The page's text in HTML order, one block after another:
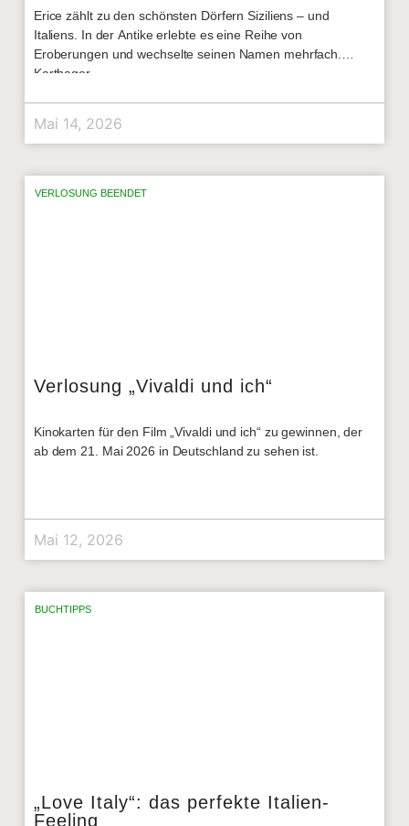
Erice zählt zu den schönsten Dörfern Siziliens – und
Italiens. In der Antike erlebte es eine Reihe von
Eroberungen und wechselte seinen Namen mehrfach.
Karthager,
Mai 14, 2026
VERLOSUNG BEENDET
Verlosung „Vivaldi und ich“
Kinokarten für den Film „Vivaldi und ich“ zu gewinnen, der
ab dem 21. Mai 2026 in Deutschland zu sehen ist.
Mai 12, 2026
BUCHTIPPS
„Love Italy“: das perfekte Italien-
Feeling